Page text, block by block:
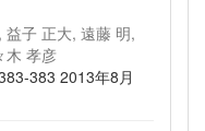
子 正大, 遠藤 明,
木 孝彦
383 2013年8月